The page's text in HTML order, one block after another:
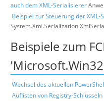
auch dem XML-Serialisierer
Beispiel zur Steuerung der
Beispiele zum
Wechsel des aktuellen
Auflisten von Registry-Schlüsseln